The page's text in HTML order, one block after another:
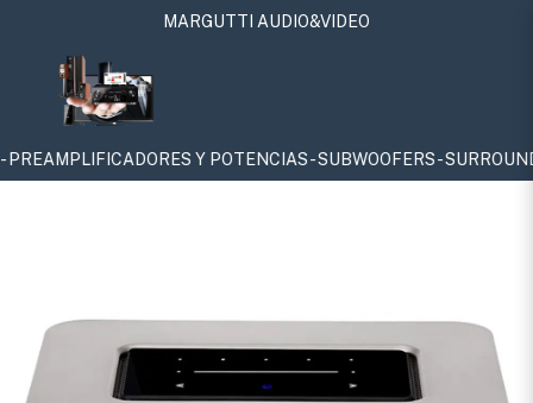
MARGUTTI AUDIO&VIDEO
- SUBWOOFERS - SURROUNDS - ATMOS - 4K - 8K -